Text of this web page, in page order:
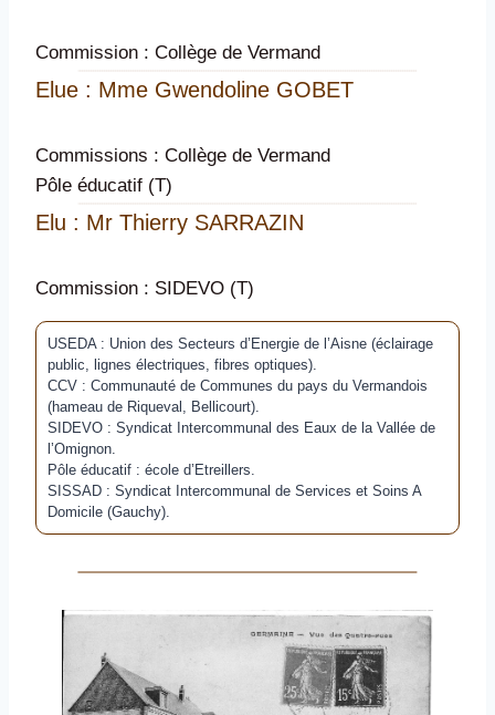
Commission : Collège de Vermand
Elue : Mme Gwendoline GOBET
Commissions : Collège de Vermand
Pôle éducatif (T)
Elu : Mr Thierry SARRAZIN
Commission : SIDEVO (T)
USEDA : Union des Secteurs d’Energie de l’Aisne (éclairage
public, lignes électriques, fibres optiques).
CCV : Communauté de Communes du pays du Vermandois
(hameau de Riqueval, Bellicourt).
SIDEVO : Syndicat Intercommunal des Eaux de la Vallée de
l’Omignon.
Pôle éducatif : école d’Etreillers.
SISSAD : Syndicat Intercommunal de Services et Soins A
Domicile (Gauchy).